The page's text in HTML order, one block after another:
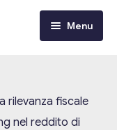
Menu
rilevanza fiscale
nel reddito di